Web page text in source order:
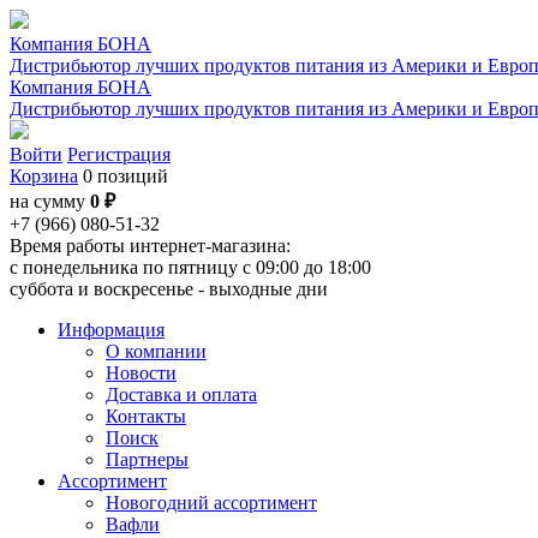
Компания БОНА
Дистрибьютор лучших продуктов питания из Америки и
Компания БОНА
Дистрибьютор лучших продуктов питания из Америки и
Войти Регистрация
Корзина 0 позиций
на сумму 0 ₽
+7 (966) 080-51-32
Время работы интернет-магазина:
с понедельника по пятницу с 09:00 до 18:00
суббота и воскресенье - выходные дни
Информация
О компании
Новости
Доставка и оплата
Контакты
Поиск
Партнеры
Ассортимент
Новогодний ассортимент
Вафли